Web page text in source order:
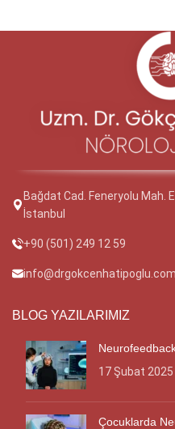
Bağdat Cad. Feneryolu Mah.
İstanbul
+90 (501) 249 12 59
info@drgokcenhatipoglu.com
BLOG YAZILARIMIZ
17 Şubat 2025
Çocuklarda